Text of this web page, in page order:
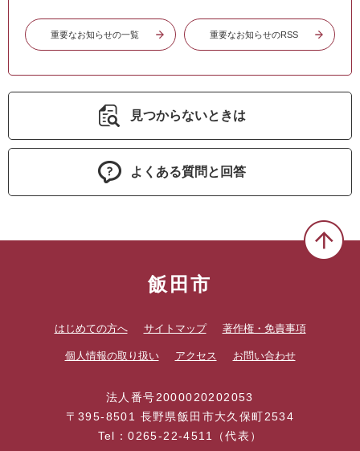
重要なお知らせの一覧 重要なお知らせのRSS
見つからないときは
よくある質問と回答
飯田市
はじめての方へ サイトマップ 著作権・免責事項
個人情報の取り扱い アクセス お問い合わせ
法人番号2000020202053
〒395-8501 長野県飯田市大久保町2534
Tel：0265-22-4511（代表）